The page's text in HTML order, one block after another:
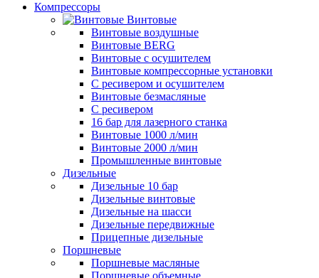
Компрессоры
Винтовые
Винтовые воздушные
Винтовые BERG
Винтовые с осушителем
Винтовые компрессорные установки
C ресивером и осушителем
Винтовые безмасляные
C ресивером
16 бар для лазерного станка
Винтовые 1000 л/мин
Винтовые 2000 л/мин
Промышленные винтовые
Дизельные
Дизельные 10 бар
Дизельные винтовые
Дизельные на шасси
Дизельные передвижные
Прицепные дизельные
Поршневые
Поршневые масляные
Поршневые объемные